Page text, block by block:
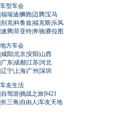
车型车会
|福瑞迪|狮跑|迈腾|宝马
|别克|科鲁兹|福克斯|乐风
|速腾|菲亚特|奔驰|赛拉图
地方车会
|咸阳|北京|安阳|山西
|广东|成都|江苏|河北
|辽宁| 上海|广州 |深圳
车友生活
|自驾游|挑战之旅|9421
|长三角 |自由人 |车友天地